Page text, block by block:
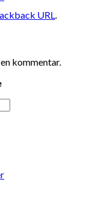
URL.
kommentar.